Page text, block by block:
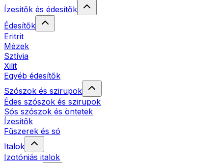
Ízesítők és édesítők
Édesítők
Eritrit
Mézek
Sztívia
Xilit
Egyéb édesítők
Szószok és szirupok
Édes szószok és szirupok
Sós szószok és öntetek
Ízesítők
Fűszerek és só
Italok
Izotóniás italok